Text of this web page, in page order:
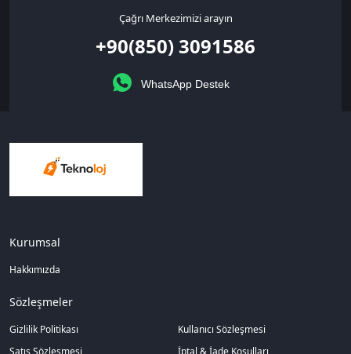
Çağrı Merkezimizi arayın
+90(850) 3091586
WhatsApp Destek
Kurumsal
Hakkımızda
Sözleşmeler
Gizlilik Politikası
Kullanıcı Sözleşmesi
Satış Sözleşmesi
İptal & İade Koşulları